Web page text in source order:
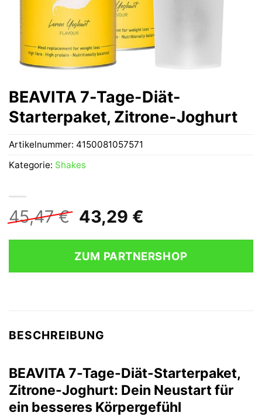
BEAVITA 7-Tage-Diät-
Starterpaket, Zitrone-Joghurt
45,47€ Ursprünglicher
Preis
war:
45,47 €
43,29 €
ist:
43,29 €.
ZUM PARTNERSHOP
Artikelnummer: 4150081057571
Kategorie: Shakes
BESCHREIBUNG
BEAVITA 7-Tage-Diät-Starterpaket,
Zitrone-Joghurt: Dein Neustart für
ein besseres Körpergefühl